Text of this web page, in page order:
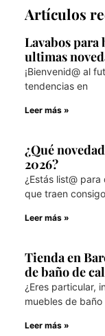
Artículos
Lavabos para
ultimas
¡Bienvenid@ al
tendencias en
Leer más »
¿Qué
2026?
¿Estás list@
que traen
Leer más »
Tienda en
de baño de
¿Eres particular,
muebles de baño
Leer más »